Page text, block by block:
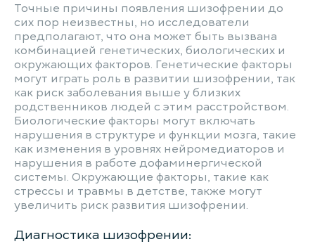
Точные причины появления шизофрении до
сих пор неизвестны, но исследователи
предполагают, что она может быть вызвана
комбинацией генетических, биологических и
окружающих факторов. Генетические факторы
могут играть роль в развитии шизофрении, так
как риск заболевания выше у близких
родственников людей с этим расстройством.
Биологические факторы могут включать
нарушения в структуре и функции мозга, такие
как изменения в уровнях нейромедиаторов и
нарушения в работе дофаминергической
системы. Окружающие факторы, такие как
стрессы и травмы в детстве, также могут
увеличить риск развития шизофрении.
Диагностика шизофрении: